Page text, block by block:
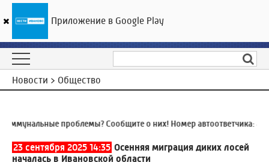
ГТРК «Ивтелерадио»
Новости > Общество
проблемы? Сообщите о них! Номер автоответчика:8
23 сентября 2025 14:35 Осенняя миграция диких лосей
началась в Ивановской области
Приложение в Google Play